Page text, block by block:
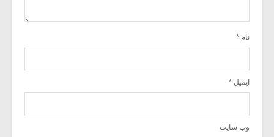
نام *
ایمیل *
وب‌ سایت